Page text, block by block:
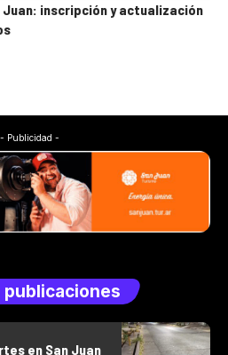
Juan: inscripción y actualización
- Publicidad -
publicaciones
en San Juan